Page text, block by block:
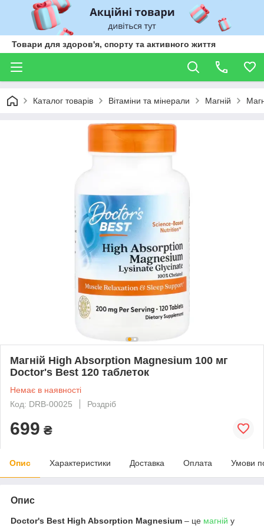
Товари для здоров'я, спорту та активного життя
Каталог товарів Вітаміни та мінерали Магній
Магній High Absorption Magnesium 100 мг
Doctor's Best 120 таблеток
Немає в наявності
Код: DRB-00025
Роздріб
699 ₴
Опис Характеристики Доставка Оплата Умови
Опис
Doctor's Best High Absorption Magnesium – це магній у